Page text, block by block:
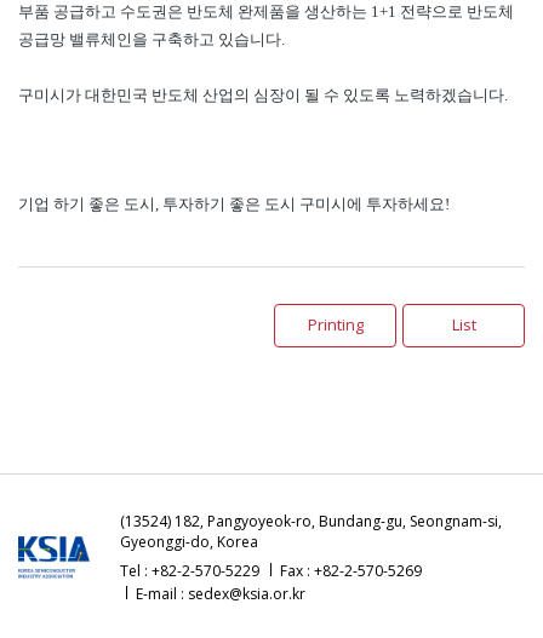
부품 공급하고 수도권은 반도체 완제품을 생산하는 1+1 전략으로 반도체
공급망 밸류체인을 구축하고 있습니다.
구미시가 대한민국 반도체 산업의 심장이 될 수 있도록 노력하겠습니다.
기업 하기 좋은 도시, 투자하기 좋은 도시 구미시에 투자하세요!
Printing List
(13524) 182, Pangyoyeok-ro, Bundang-gu, Seongnam-si,
Gyeonggi-do, Korea
Tel : +82-2-570-5229
Fax : +82-2-570-5269
E-mail : sedex@ksia.or.kr